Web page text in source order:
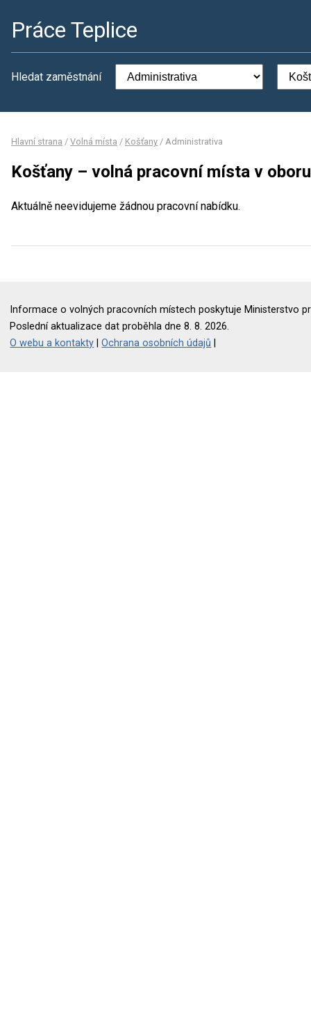
Práce Teplice
Hledat zaměstnání
Hlavní strana / Volná místa / Košťany / Administrativa
Košťany – volná pracovní místa v
Aktuálně neevidujeme žádnou pracovní nabídku.
Informace o volných pracovních místech poskytuje Ministerstvo
Poslední aktualizace dat proběhla dne 8. 8. 2026.
O webu a kontakty |Ochrana osobních údajů